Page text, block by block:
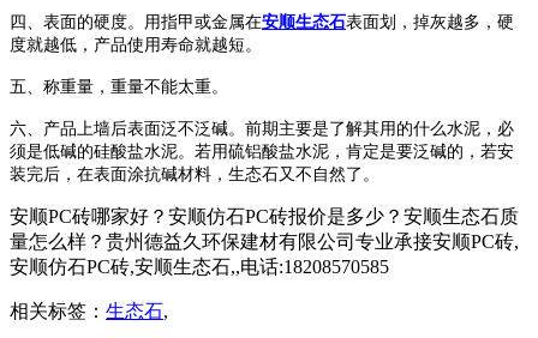
四、表面的硬度。用指甲或金属在安顺生态石表面划，掉灰越多，硬
度就越低，产品使用寿命就越短。
五、称重量，重量不能太重。
六、产品上墙后表面泛不泛碱。前期主要是了解其用的什么水泥，必
须是低碱的硅酸盐水泥。若用硫铝酸盐水泥，肯定是要泛碱的，若安
装完后，在表面涂抗碱材料，生态石又不自然了。
安顺PC砖哪家好？安顺仿石PC砖报价是多少？安顺生态石质
量怎么样？贵州德益久环保建材有限公司专业承接安顺PC砖,
安顺仿石PC砖,安顺生态石,,电话:18208570585
相关标签： 生态石,